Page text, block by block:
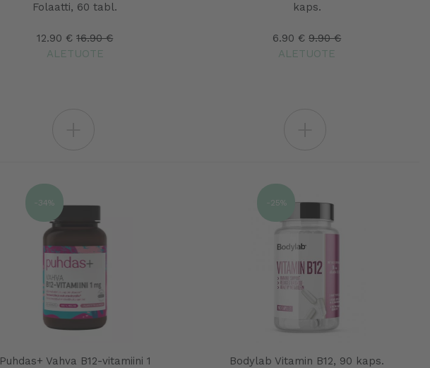
Folaatti, 60 tabl.
12.90 € 16.90 €
ALETUOTE
kaps.
6.90 € 9.90 €
ALETUOTE
Puhdas+ Vahva B12-vitamiini 1
-34%
Bodylab Vitamin B12, 90 kaps.
-25%